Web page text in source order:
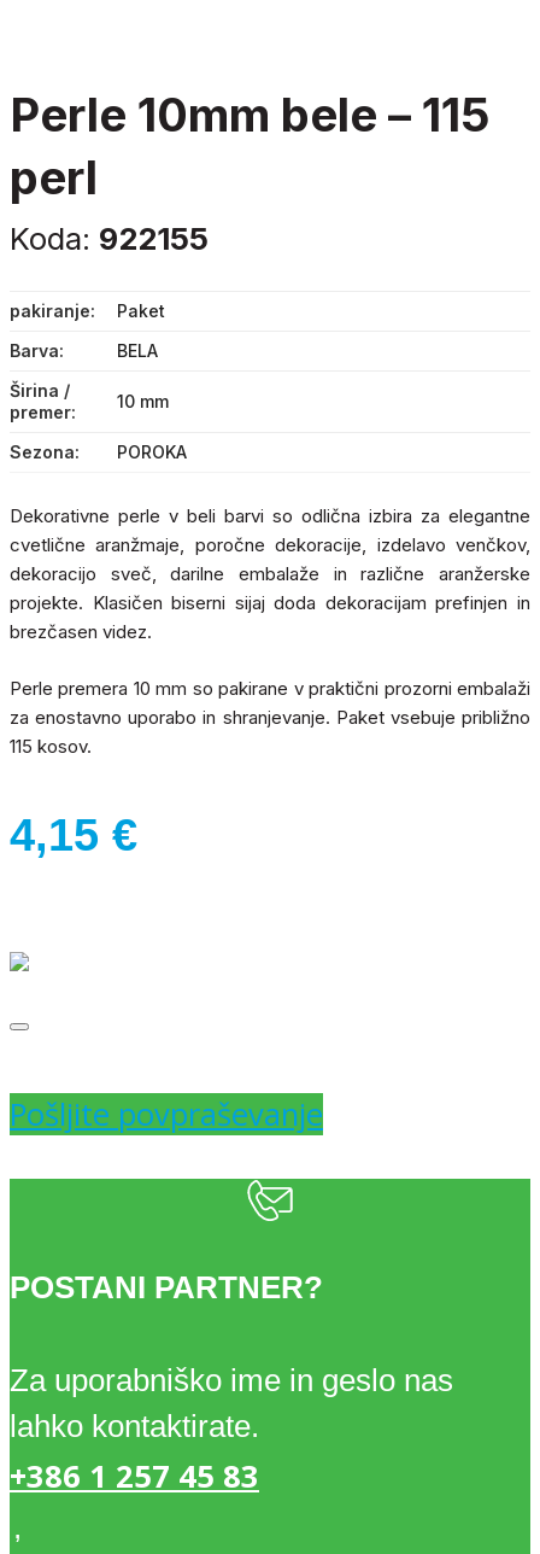
perle 10mm bele – 115
perl
Koda: 922155
pakiranje
Paket
Barva
BELA
Širina /
premer
10 mm
Sezona POROKA
Dekorativne perle v beli barvi so odlična izbira za elegantne
cvetlične aranžmaje, poročne dekoracije, izdelavo venčkov,
dekoracijo sveč, darilne embalaže in različne aranžerske
projekte. Klasičen biserni sijaj doda dekoracijam prefinjen in
brezčasen videz.
Perle premera 10 mm so pakirane v praktični prozorni embalaži
za enostavno uporabo in shranjevanje. Paket vsebuje približno
115 kosov.
4,15 €
Pošljite povpraševanje
POSTANI PARTNER?
Za uporabniško ime in geslo nas
lahko kontaktirate.
+386 1 257 45 83
,